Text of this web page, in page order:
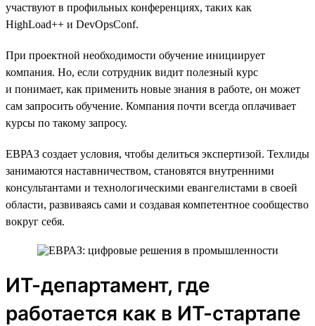
участвуют в профильных конференциях, таких как
HighLoad++ и DevOpsConf.
При проектной необходимости обучение инициирует
компания. Но, если сотрудник видит полезный курс
и понимает, как применить новые знания в работе, он может
сам запросить обучение. Компания почти всегда оплачивает
курсы по такому запросу.
ЕВРАЗ создает условия, чтобы делиться экспертизой. Техлиды
занимаются наставничеством, становятся внутренними
консультантами и технологическими евангелистами в своей
области, развиваясь сами и создавая компетентное сообщество
вокруг себя.
ИТ-департамент, где
работается как в ИТ-стартапе